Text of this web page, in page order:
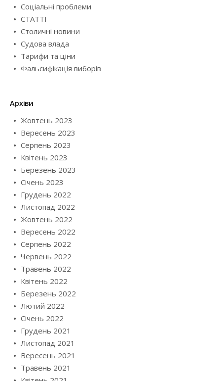
Соціальні проблеми
СТАТТІ
Столичні новини
Судова влада
Тарифи та ціни
Фальсифікація виборів
Архіви
Жовтень 2023
Вересень 2023
Серпень 2023
Квітень 2023
Березень 2023
Січень 2023
Грудень 2022
Листопад 2022
Жовтень 2022
Вересень 2022
Серпень 2022
Червень 2022
Травень 2022
Квітень 2022
Березень 2022
Лютий 2022
Січень 2022
Грудень 2021
Листопад 2021
Вересень 2021
Травень 2021